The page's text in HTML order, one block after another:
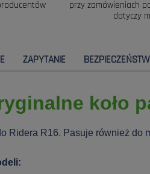
przy zamówieniach
dotyczy
ZAPYTANIE
koło
Ridera R16. Pasuje również do